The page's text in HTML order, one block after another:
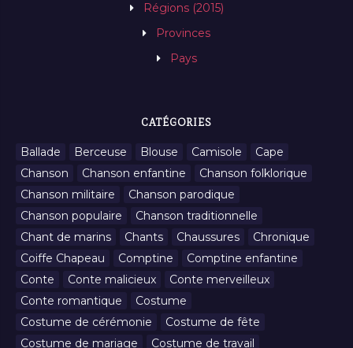
Régions (2015)
Provinces
Pays
CATÉGORIES
Ballade Berceuse Blouse Camisole
Cape
Chanson
Chanson enfantine
Chanson folklorique
Chanson militaire
Chanson parodique
Chanson populaire
Chanson traditionnelle
Chant de marins
Chants Chaussures
Chronique
Coiffe Chapeau
Comptine
Comptine enfantine
Conte
Conte malicieux
Conte merveilleux
Conte romantique
Costume
Costume de cérémonie
Costume de fête
Costume de mariage
Costume de travail